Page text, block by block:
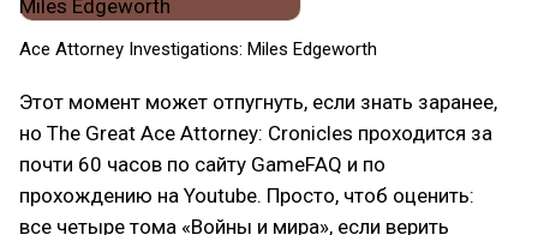
Ace Attorney Investigations: Miles Edgeworth
Этот момент может отпугнуть, если знать заранее,
но The Great Ace Attorney: Cronicles проходится за
почти 60 часов по сайту GameFAQ и по
прохождению на Youtube. Просто, чтоб оценить:
все четыре тома «Войны и мира», если верить